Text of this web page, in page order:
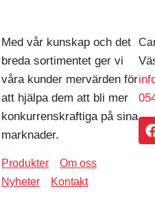
Med vår kunskap och det
breda sortimentet ger vi
våra kunder mervärden för
att hjälpa dem att bli mer
konkurrenskraftiga på sina
marknader.
Produkter
Om oss
Nyheter
Kontakt